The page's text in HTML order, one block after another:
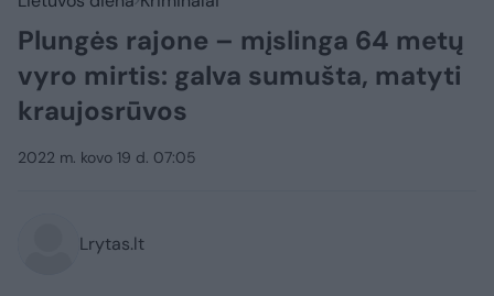
Plungės rajone – mįslinga 64 metų
vyro mirtis: galva sumušta, matyti
kraujosrūvos
2022 m. kovo 19 d. 07:05
Lrytas.lt